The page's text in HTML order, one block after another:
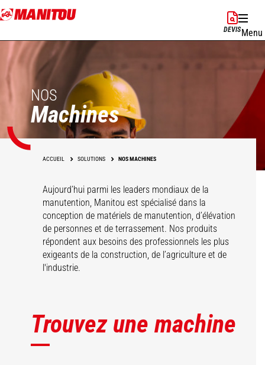
Aller
au
principal
DEVISMenu
NOS
Machines
ACCUEIL SOLUTIONS NOS MACHINES
Aujourd’hui parmi les leaders mondiaux de la
manutention, Manitou est spécialisé dans la
conception de matériels de manutention, d’élévation
de personnes et de terrassement. Nos produits
répondent aux besoins des professionnels les plus
exigeants de la construction, de l’agriculture et de
l'industrie.
Trouvez une machine